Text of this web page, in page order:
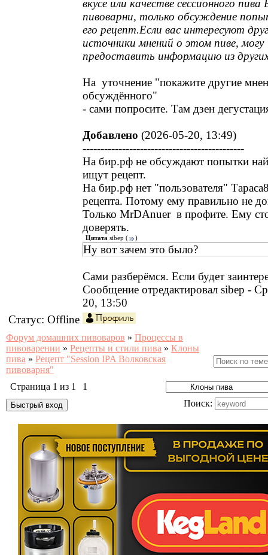
вкусе или качестве сессионного пива
пивоварни, только обсуждение
его рецепт.Если вас интересуют
источники мнений о этом пиве, могу
предоставить информацию из
На уточнение "покажите другие
обсуждённого"
- сами попросите. Там дзен
Добавлено (2026-05-20, 13:49)
---------------------------------------------
На бир.рф не обсуждают попытки
ищут рецепт.
На бир.рф нет "пользователя"
рецепта. Потому ему правильно не
Только MrDAnuer в профите. Ему
доверять.
Цитата sibep ( )
Ну вот зачем это было?
Сами разберёмся. Если будет
Сообщение отредактировал sibep -
20, 13:50
Статус: Offline
Форум домашних пивоваров » Процессы в
пивоварении » Рецепты и стили пива » Клоны
пива » Рецепт "Session IPA Волковская
пивоварня"
Страница 1 из 1
1
Поиск: